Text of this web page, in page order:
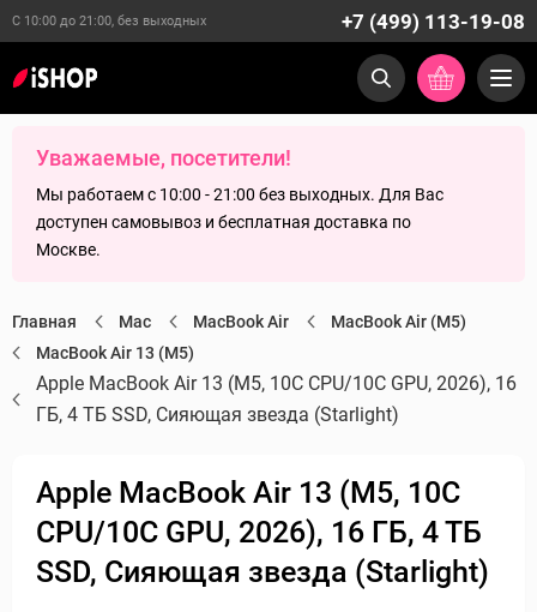
С 10:00 до 21:00, без выходных +7 (499) 113-19-08
Уважаемые, посетители!
Мы работаем с 10:00 - 21:00 без выходных. Для Вас
доступен самовывоз и бесплатная доставка по
Москве.
Главная Mac MacBook Air
MacBook Air (M5)
MacBook Air 13 (M5)
Apple MacBook Air 13 (M5, 10C CPU/10C GPU, 2026), 16
ГБ, 4 ТБ SSD, Сияющая звезда (Starlight)
Apple MacBook Air 13 (M5, 10C
CPU/10C GPU, 2026), 16 ГБ, 4 ТБ
SSD, Сияющая звезда (Starlight)